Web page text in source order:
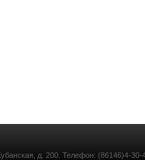
д. 200. Телефон: (86146)4-30-